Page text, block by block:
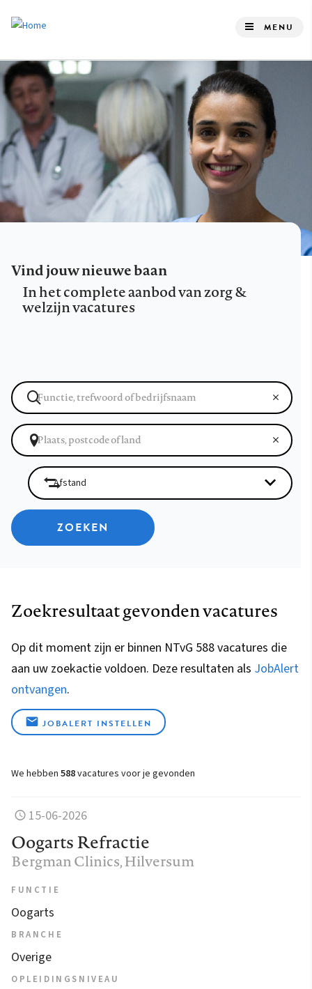
de
inhoud
gaan
MENU
Vind jouw nieuwe baan
In het complete aanbod van zorg &
welzijn vacatures
ZOEKEN
Zoekresultaat gevonden vacatures
Op dit moment zijn er binnen NTvG 588 vacatures die
aan uw zoekactie voldoen. Deze resultaten als JobAlert
ontvangen.
JOBALERT INSTELLEN
We hebben 588vacatures voor je gevonden
15-06-2026
Oogarts Refractie
Bergman Clinics, Hilversum
FUNCTIE
Oogarts
BRANCHE
Overige
OPLEIDINGSNIVEAU